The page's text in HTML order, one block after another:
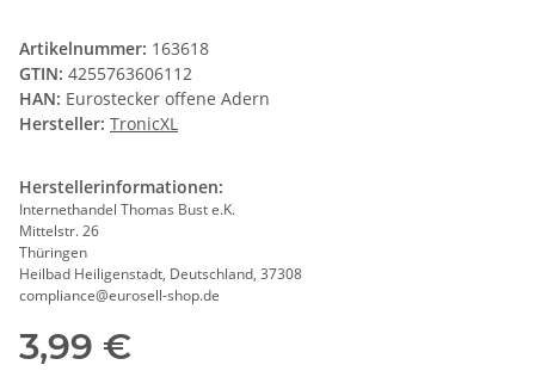
Artikelnummer: 163618
GTIN: 4255763606112
HAN: Eurostecker offene Adern
Hersteller: TronicXL
Herstellerinformationen:
Internethandel Thomas Bust e.K.
Mittelstr. 26
Thüringen
Heilbad Heiligenstadt, Deutschland, 37308
compliance@eurosell-shop.de
3,99 €